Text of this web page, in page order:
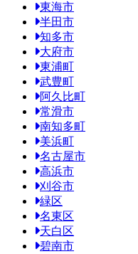
東海市
半田市
知多市
大府市
東浦町
武豊町
阿久比町
常滑市
南知多町
美浜町
名古屋市
高浜市
刈谷市
緑区
名東区
天白区
碧南市